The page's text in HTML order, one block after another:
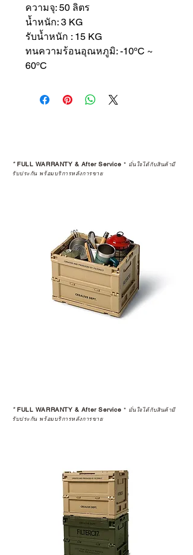
ความจุ: 50 ลิตร
น้ำหนัก: 3 KG
รับน้ำหนัก : 15 KG
ทนความร้อนอุณหภูมิ: -10ºC ~
60ºC
*FULL WARRANTY & After Service * มั่นใจได้กับสินค้ามี
รับประกัน พร้อมบริการหลังการขาย
*FULL WARRANTY & After Service * มั่นใจได้กับสินค้ามี
รับประกัน พร้อมบริการหลังการขาย